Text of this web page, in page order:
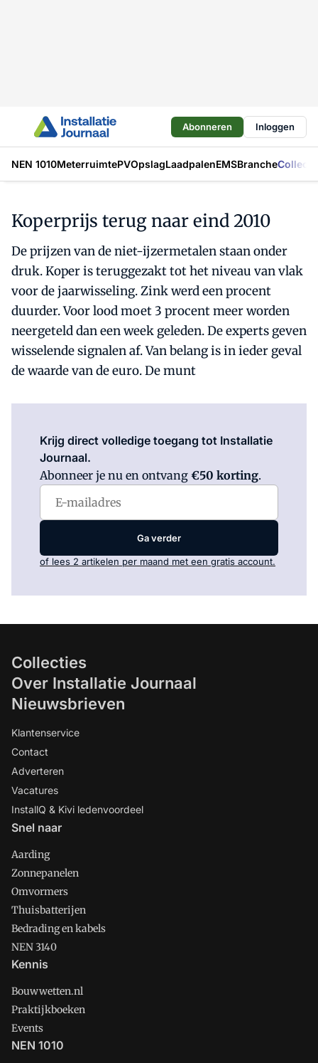
Abonneren Inloggen
NEN 1010MeterruimtePVOpslagLaadpalenEMSBranche
Koperprijs terug naar eind 2010
De prijzen van de niet-ijzermetalen staan onder
druk. Koper is teruggezakt tot het niveau van vlak
voor de jaarwisseling. Zink werd een procent
duurder. Voor lood moet 3 procent meer worden
neergeteld dan een week geleden. De experts geven
wisselende signalen af. Van belang is in ieder geval
de waarde van de euro. De munt
Krijg direct volledige toegang tot Installatie
Journaal.
Abonneer je nu en ontvang €50 korting.
Ga verder
of lees 2 artikelen per maand met een gratis account.
Collecties
Over Installatie Journaal
Nieuwsbrieven
Klantenservice
Contact
Adverteren
Vacatures
InstallQ & Kivi ledenvoordeel
Snel naar
Aarding
Zonnepanelen
Omvormers
Thuisbatterijen
Bedrading en kabels
NEN 3140
Kennis
Bouwwetten.nl
Praktijkboeken
Events
NEN 1010